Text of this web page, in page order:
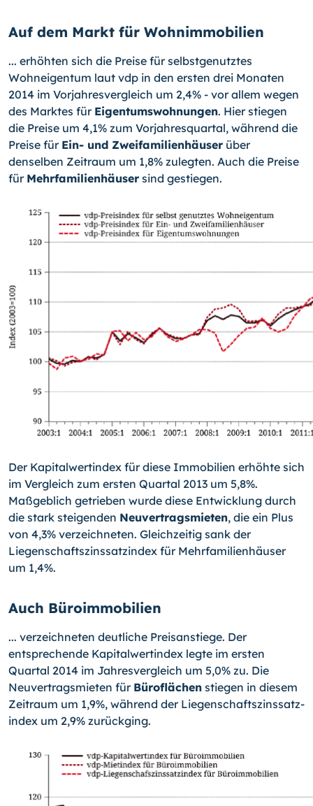
Auf dem Markt für Wohnimmobilien
... erhöhten sich die Preise für selbstgenutztes
Wohneigentum laut vdp in den ersten drei Monaten
2014 im Vorjahresvergleich um 2,4% - vor allem wegen
des Marktes für Eigentumswohnungen. Hier stiegen
die Preise um 4,1% zum Vorjahresquartal, wäh­rend die
Preise für Ein- und Zweifamilienhäuser über
denselben Zeitraum um 1,8% zulegten. Auch die Preise
für Mehrfamilienhäuser sind gestiegen.
Der Kapitalwertindex für diese Immobilien erhöhte sich
im Vergleich zum ersten Quar­tal 2013 um 5,8%.
Maßgeblich getrieben wurde diese Entwicklung durch
die stark stei­genden Neuvertragsmieten, die ein Plus
von 4,3% verzeichneten. Gleichzeitig sank der
Liegenschaftszinssatzindex für Mehrfamilienhäuser
um 1,4%.
Auch Büroimmobilien
... verzeichneten deutliche Preisanstiege. Der
entsprechende Kapitalwertindex legte im ersten
Quartal 2014 im Jahresvergleich um 5,0% zu. Die
Neuvertragsmieten für Bü­roflächen stiegen in diesem
Zeitraum um 1,9%, während der Liegenschaftszinssatz­
index um 2,9% zurückging.